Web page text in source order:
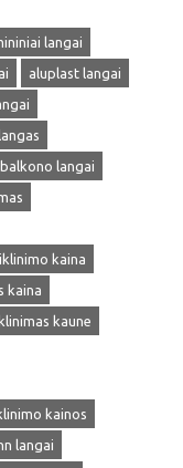
langai
aluplast langai
balkono langai
kaina
kaina
kaune
kainos
langai